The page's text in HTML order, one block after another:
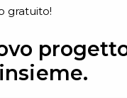
gratuito!